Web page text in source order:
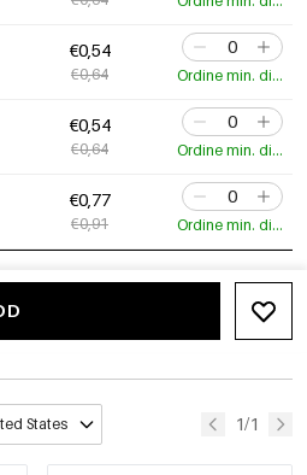
€0,54
€0,64 Ordine min. di 5 pz.
€0,54
€0,64 Ordine min. di 5 pz.
€0,77
€0,91 Ordine min. di 5 pz.
States 1/1